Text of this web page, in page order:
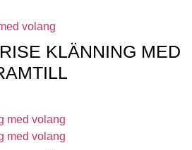
KLÄNNING MED